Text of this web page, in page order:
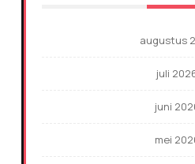
augustus
juli
juni
mei